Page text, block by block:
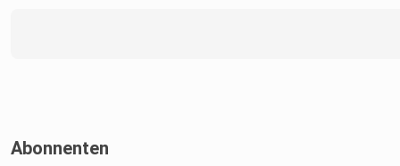
Abonnenten